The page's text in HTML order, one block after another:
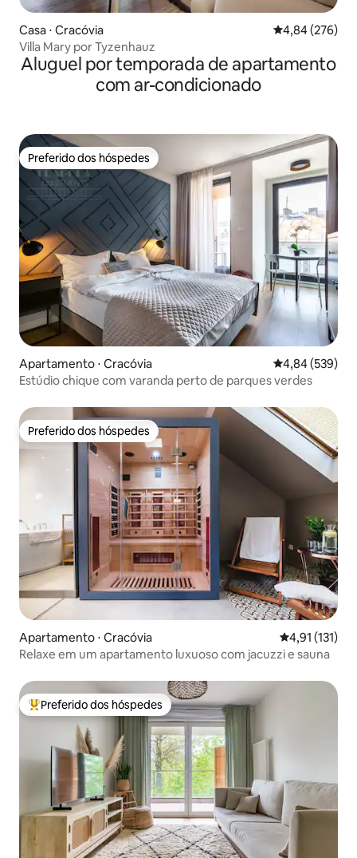
Casa ⋅ Cracóvia 4,84 de uma
4,84 (276)
Villa Mary por Tyzenhauz
Aluguel por temporada de apartamento
com ar-condicionado
Preferido dos hóspedes
Preferido dos hóspedes
Apartamento ⋅ Cracóvia 4,84 de uma
4,84 (539)
Estúdio chique com varanda perto de parques verdes
Preferido dos hóspedes
Preferido dos hóspedes
Apartamento ⋅ Cracóvia 4,91 de uma
4,91 (131)
Relaxe em um apartamento luxuoso com jacuzzi e sauna
Entre os melhores preferidos dos hóspedes
Preferido dos hóspedes